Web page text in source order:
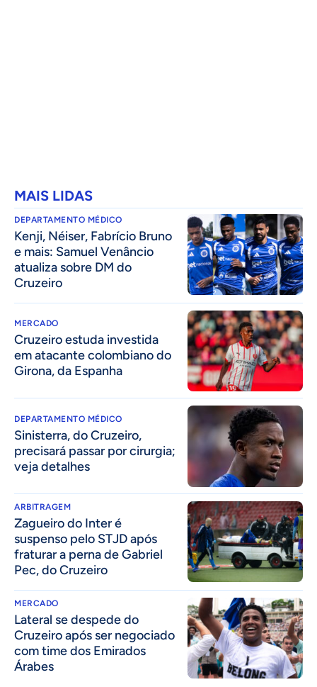
MAIS LIDAS
DEPARTAMENTO MÉDICO
Kenji, Néiser, Fabrício Bruno
e mais: Samuel Venâncio
atualiza sobre DM do
Cruzeiro
MERCADO
Cruzeiro estuda investida
em atacante colombiano do
Girona, da Espanha
DEPARTAMENTO MÉDICO
Sinisterra, do Cruzeiro,
precisará passar por cirurgia;
veja detalhes
ARBITRAGEM
Zagueiro do Inter é
suspenso pelo STJD após
fraturar a perna de Gabriel
Pec, do Cruzeiro
MERCADO
Lateral se despede do
Cruzeiro após ser negociado
com time dos Emirados
Árabes